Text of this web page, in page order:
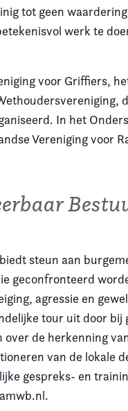
tot geen
werk te
voor Griffiers,
In het
Vereniging voor
steun aan
geconfronteerd
agressie en
tour uit door bij
de herkenning
van de lokale
gespreks- en